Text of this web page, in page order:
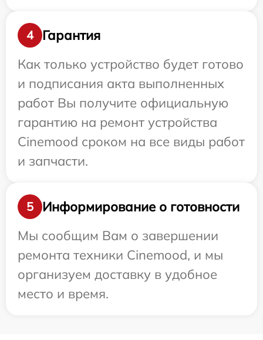
4
Гарантия
Как только устройство будет готово
и подписания акта выполненных
работ Вы получите официальную
гарантию на ремонт устройства
Cinemood сроком на все виды работ
и запчасти.
5
Информирование о готовности
Мы сообщим Вам о завершении
ремонта техники Cinemood, и мы
организуем доставку в удобное
место и время.